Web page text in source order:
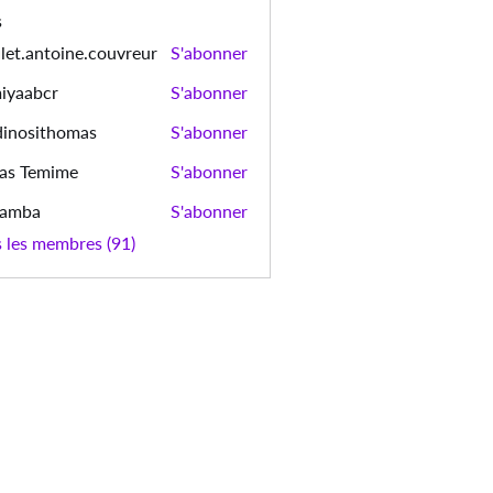
S'abonner
S'abonner
S'abonner
Temime S'abonner
S'abonner
membres (91)